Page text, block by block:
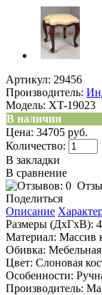
Артикул: 29456
Производитель:
Модель: XT-19023
В наличии
Цена: 34705 руб.
Количество:
В закладки
В сравнение
Поделиться
Описание
Размеры (ДхГхВ):
Материал: Массив
Обивка:
Цвет: Слоновая
Особенности:
Производитель: